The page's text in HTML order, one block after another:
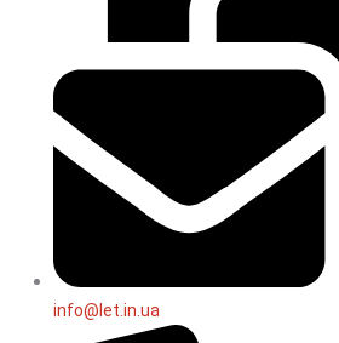
info@let.in.ua